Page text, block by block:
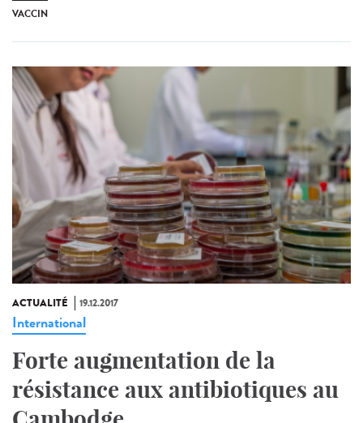
VACCIN
ACTUALITÉ 19.12.2017
International
Forte augmentation de la
résistance aux antibiotiques au